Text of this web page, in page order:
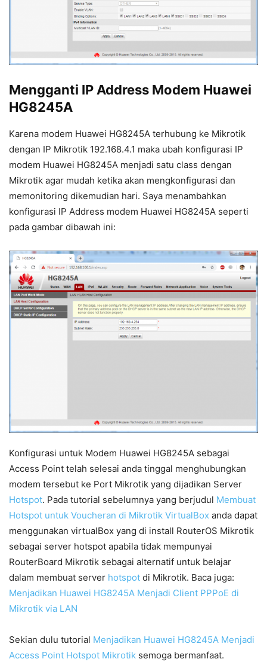
Mengganti IP Address Modem Huawei
HG8245A
Karena modem Huawei HG8245A terhubung ke Mikrotik
dengan IP Mikrotik 192.168.4.1 maka ubah konfigurasi IP
modem Huawei HG8245A menjadi satu class dengan
Mikrotik agar mudah ketika akan mengkonfigurasi dan
memonitoring dikemudian hari. Saya menambahkan
konfigurasi IP Address modem Huawei HG8245A seperti
pada gambar dibawah ini:
Konfigurasi untuk Modem Huawei HG8245A sebagai
Access Point telah selesai anda tinggal menghubungkan
modem tersebut ke Port Mikrotik yang dijadikan Server
Hotspot. Pada tutorial sebelumnya yang berjudul Membuat
Hotspot untuk Voucheran di Mikrotik VirtualBox anda dapat
menggunakan virtualBox yang di install RouterOS Mikrotik
sebagai server hotspot apabila tidak mempunyai
RouterBoard Mikrotik sebagai alternatif untuk belajar
dalam membuat server hotspot di Mikrotik. Baca juga:
Menjadikan Huawei HG8245A Menjadi Client PPPoE di
Mikrotik via LAN
Sekian dulu tutorial Menjadikan Huawei HG8245A Menjadi
Access Point Hotspot Mikrotik semoga bermanfaat.